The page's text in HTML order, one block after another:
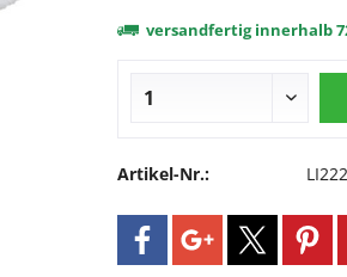
versandfertig innerhalb
Artikel-Nr.: